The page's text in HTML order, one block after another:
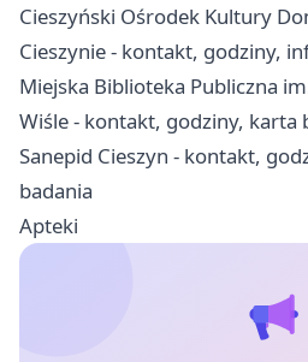
Cieszyński Ośrodek Kultury
Cieszynie - kontakt, godziny,
Miejska Biblioteka Publiczna
Wiśle - kontakt, godziny, karta
Sanepid Cieszyn - kontakt,
badania
Apteki